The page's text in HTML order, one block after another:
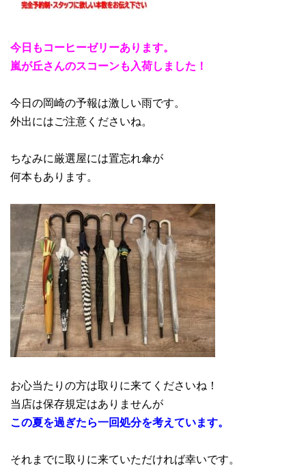
今日もコーヒーゼリーあります。
嵐が丘さんのスコーンも入荷しました！
今日の岡崎の予報は激しい雨です。
外出にはご注意くださいね。
ちなみに厳選屋には置忘れ傘が
何本もあります。
お心当たりの方は取りに来てくださいね！
当店は保存規定はありませんが
この夏を過ぎたら一回処分を考えています。
それまでに取りに来ていただければ幸いです。